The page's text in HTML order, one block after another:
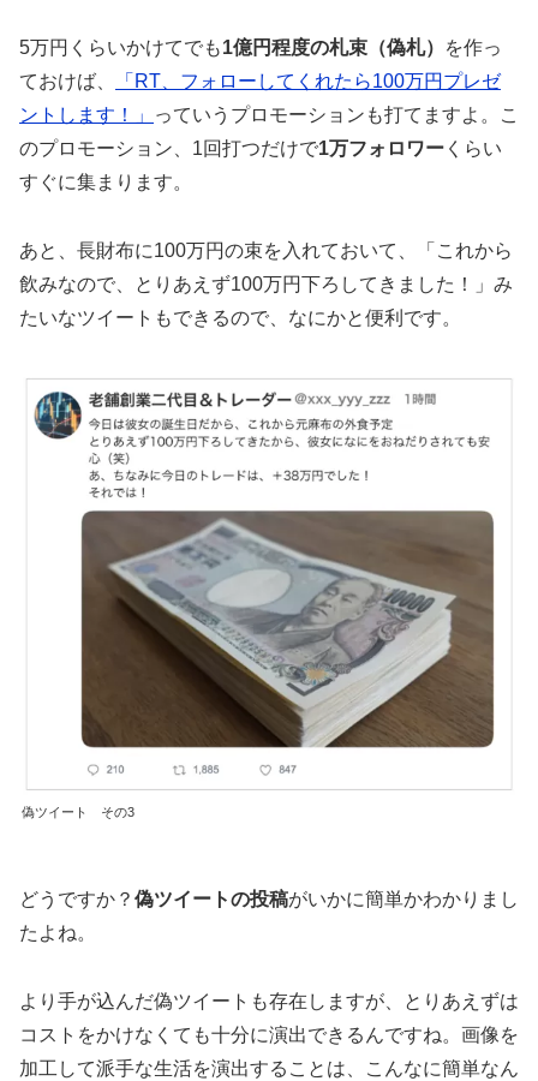
5万円くらいかけてでも1億円程度の札束（偽札）
を作っ
ておけば、
「RT、フォローしてくれたら100万円プレゼ
ントします！」
っていうプロモーションも打てますよ。こ
のプロモーション、1回打つだけで1万フォロワー くらい
すぐに集まります。
あと、長財布に100万円の束を入れておいて、「これから
飲みなので、とりあえず100万円下ろしてきました！」み
たいなツイートもできるので、なにかと便利です。
偽ツイート その3
どうですか？ 偽ツイートの投稿がいかに簡単かわかりまし
たよね。
より手が込んだ偽ツイートも存在しますが、とりあえずは
コストをかけなくても十分に演出できるんですね。画像を
加工して派手な生活を演出することは、こんなに簡単なん